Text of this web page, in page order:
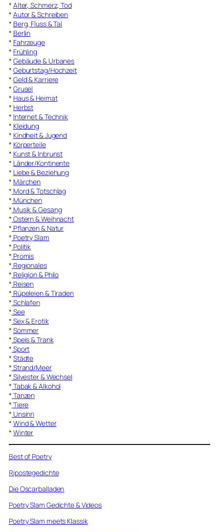
* Alter, Schmerz, Tod
* Autor & Schreiben
* Berg, Fluss & Tal
* Berlin
* Fahrzeuge
* Frühling
* Gebäude & Urbanes
* Geburtstag/Hochzeit
* Geld & Karriere
* Grusel
* Haus & Heimat
* Herbst
* Internet & Technik
* Kleidung
* Kindheit & Jugend
* Körperteile
* Kunst & Inbrunst
* Länder/Kontinente
* Liebe & Beziehung
* Märchen
* Mord & Totschlag
* München
* Musik & Gesang
* Ostern & Weihnacht
* Pflanzen & Natur
* Poetry Slam
* Politik
* Promis
* Regionales
* Religion & Philo
* Reisen
* Rüpeleien & Tiraden
* Schlafen
* See
* Sex & Erotik
* Sommer
* Speis & Trank
* Sport
* Städte
* Strand/Meer
* Silvester & Wechsel
* Tabak & Alkohol
* Tanzen
* Tiere
* Unsinn
* Wind & Wetter
* Winter
Best of Poetry
Ripostegedichte
Die Oscarballaden
Poetry Slam Gedichte & Videos
Poetry Slam meets Klassik